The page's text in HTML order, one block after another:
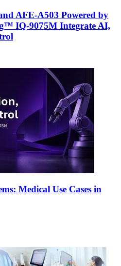
AFE-A503 Powered by
IQ-9075M Integrate AI,
Medical Use Cases in